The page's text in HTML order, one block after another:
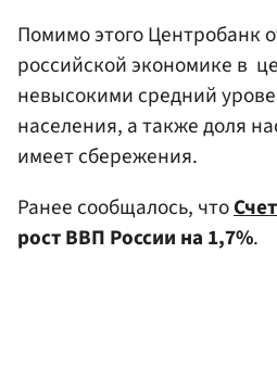
Помимо этого Центробанк
российской экономике в
невысокими средний
населения, а также доля
имеет сбережения.
Ранее сообщалось, что
рост ВВП России на 1,7%.